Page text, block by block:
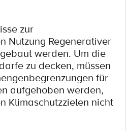
zur
Nutzung Regenerativer
werden. Um die
zu decken, müssen
für
aufgehoben werden,
Klimaschutzzielen nicht